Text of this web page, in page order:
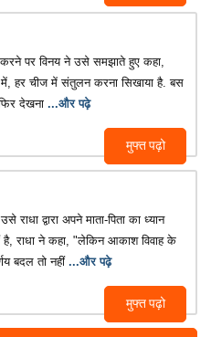
मुफ्त पढ़ो
करने पर विनय ने उसे समझाते हुए कहा,
में, हर चीज में संतुलन करना सिखाया है. बस
देखना ...और पढ़े
मुफ्त पढ़ो
द्वारा अपने माता-पिता का ध्यान
है, राधा ने कहा, "लेकिन आकाश विवाह के
बदल तो नहीं ...और पढ़े